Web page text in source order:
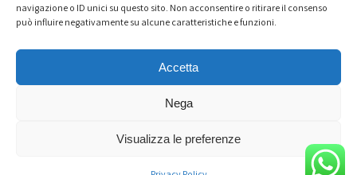
navigazione o ID unici su questo sito. Non acconsentire o ritirare il consenso
può influire negativamente su alcune caratteristiche e funzioni.
Accetta
Nega
Visualizza le preferenze
Virgilio (MN)